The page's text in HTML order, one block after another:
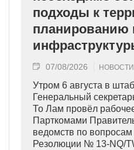
подходы к
планированию
07/08/2026 НОВОСТИ
Утром 6 августа в
Генеральный
То Лам провёл
Парткомами
ведомств по
Резолюции № 13-NQ/